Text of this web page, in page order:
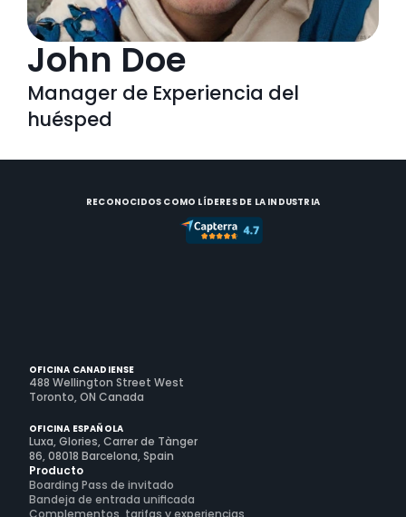
John Doe
Manager de Experiencia del
huésped
RECONOCIDOS COMO LÍDERES DE LA INDUSTRIA
OFICINA CANADIENSE
488 Wellington Street West
Toronto, ON Canada
OFICINA ESPAÑOLA
Luxa, Glories, Carrer de Tànger
86, 08018 Barcelona, Spain
Producto
Boarding Pass de invitado
Bandeja de entrada unificada